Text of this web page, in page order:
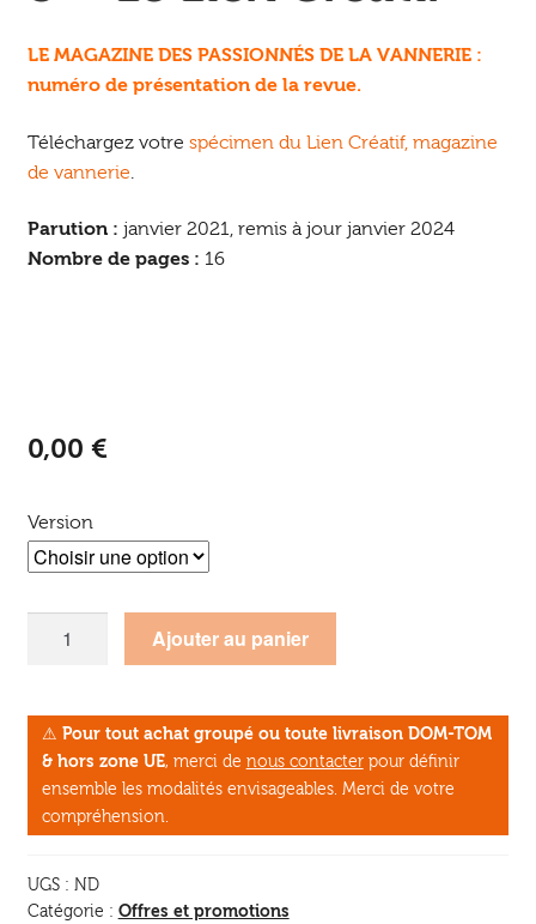
LE MAGAZINE DES PASSIONNÉS DE LA VANNERIE :
numéro de présentation de la revue.
Téléchargez votre spécimen du Lien Créatif, magazine
de vannerie
Parution : janvier 2021, remis à jour janvier 2024
Nombre de pages : 16
0,00 €
Version
gratuit
n°
Le
Créatif
Ajouter au panier
⚠ Pour tout achat groupé ou toute livraison DOM-TOM
& hors zone UE, merci de nous contacterpour définir
ensemble les modalités envisageables. Merci de votre
compréhension.
UGS : ND
Catégorie : Offres et promotions